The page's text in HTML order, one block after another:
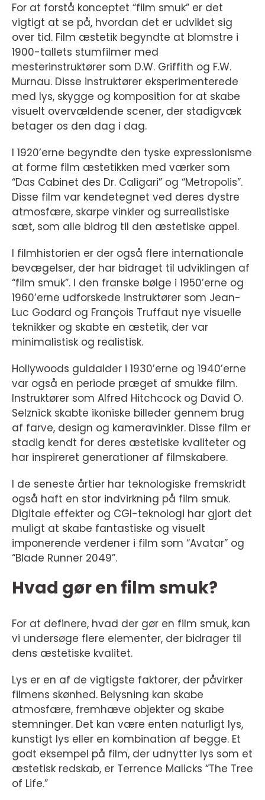
For at forstå konceptet “film smuk” er det
vigtigt at se på, hvordan det er udviklet sig
over tid. Film æstetik begyndte at blomstre i
1900-tallets stumfilmer med
mesterinstruktører som D.W. Griffith og F.W.
Murnau. Disse instruktører eksperimenterede
med lys, skygge og komposition for at skabe
visuelt overvældende scener, der stadigvæk
betager os den dag i dag.
I 1920’erne begyndte den tyske expressionisme
at forme film æstetikken med værker som
“Das Cabinet des Dr. Caligari” og “Metropolis”.
Disse film var kendetegnet ved deres dystre
atmosfære, skarpe vinkler og surrealistiske
sæt, som alle bidrog til den æstetiske appel.
I filmhistorien er der også flere internationale
bevægelser, der har bidraget til udviklingen af
“film smuk”. I den franske bølge i 1950’erne og
1960’erne udforskede instruktører som Jean-
Luc Godard og François Truffaut nye visuelle
teknikker og skabte en æstetik, der var
minimalistisk og realistisk.
Hollywoods guldalder i 1930’erne og 1940’erne
var også en periode præget af smukke film.
Instruktører som Alfred Hitchcock og David O.
Selznick skabte ikoniske billeder gennem brug
af farve, design og kameravinkler. Disse film er
stadig kendt for deres æstetiske kvaliteter og
har inspireret generationer af filmskabere.
I de seneste årtier har teknologiske fremskridt
også haft en stor indvirkning på film smuk.
Digitale effekter og CGI-teknologi har gjort det
muligt at skabe fantastiske og visuelt
imponerende verdener i film som “Avatar” og
“Blade Runner 2049”.
Hvad gør en film smuk?
For at definere, hvad der gør en film smuk, kan
vi undersøge flere elementer, der bidrager til
dens æstetiske kvalitet.
Lys er en af de vigtigste faktorer, der påvirker
filmens skønhed. Belysning kan skabe
atmosfære, fremhæve objekter og skabe
stemninger. Det kan være enten naturligt lys,
kunstigt lys eller en kombination af begge. Et
godt eksempel på film, der udnytter lys som et
æstetisk redskab, er Terrence Malicks “The Tree
of Life.”